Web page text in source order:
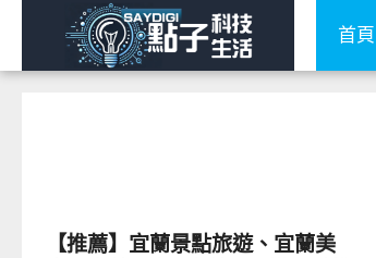
首頁
【推薦】宜蘭景點旅遊、宜蘭美